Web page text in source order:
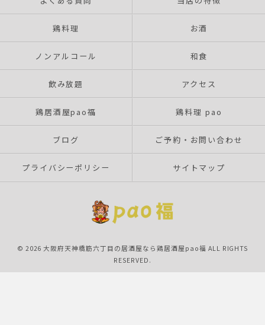
鶏料理 お酒
ノンアルコール 和食
飲み放題 アクセス
鶏居酒屋pao福 鶏料理 pao
ブログ ご予約・お問い合わせ
プライバシーポリシー サイトマップ
© 2026 大阪府天神橋筋六丁目の居酒屋なら鶏居酒屋pao福 ALL RIGHTS
RESERVED.